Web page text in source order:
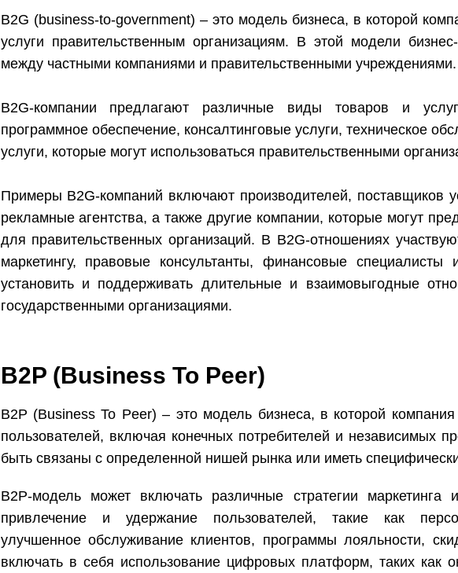
B2G (business-to-government) – это модель бизнеса, в которой
услуги правительственным организациям. В этой модели
между частными компаниями и правительственными учреждениями.
B2G-компании предлагают различные виды товаров и
программное обеспечение, консалтинговые услуги, техническое
услуги, которые могут использоваться правительственными
Примеры B2G-компаний включают производителей, поставщиков
рекламные агентства, а также другие компании, которые могут
для правительственных организаций. В B2G-отношениях
маркетингу, правовые консультанты, финансовые
установить и поддерживать длительные и взаимовыгодные
государственными организациями.
B2P (Business To Peer)
B2P (Business To Peer) – это модель бизнеса, в которой
пользователей, включая конечных потребителей и независимых
быть связаны с определенной нишей рынка или иметь
B2P-модель может включать различные стратегии
привлечение и удержание пользователей, такие как
улучшенное обслуживание клиентов, программы лояльности,
включать в себя использование цифровых платформ, таких как